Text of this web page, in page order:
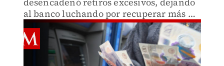
al banco luchando por recuperar más de
40 millones de dólares. Descubre cómo
esta crisis financiera impactó la
economía local y las medidas adoptadas